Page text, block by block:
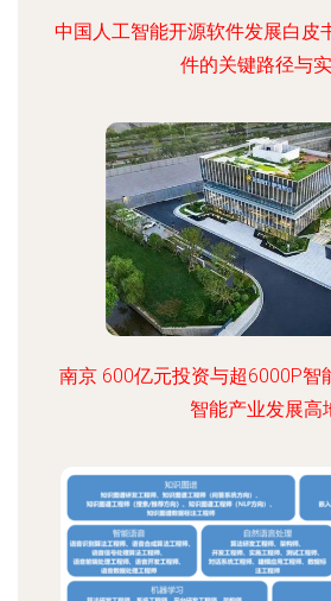
中国人工智能开源软件发展白皮
件的关键路径与
南京 600亿元投资与超6000P智
智能产业发展高